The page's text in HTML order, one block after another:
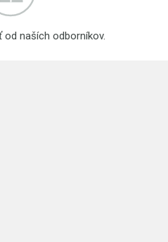
od naších odborníkov.